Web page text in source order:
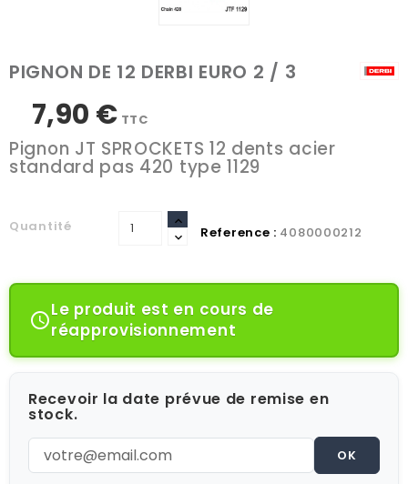
PIGNON DE 12 DERBI EURO 2 / 3
7,90 € TTC
Pignon JT SPROCKETS 12 dents acier
standard pas 420 type 1129
Quantité Reference : 4080000212
Le produit est en cours de
réapprovisionnement
Recevoir la date prévue de remise en
stock.
OK